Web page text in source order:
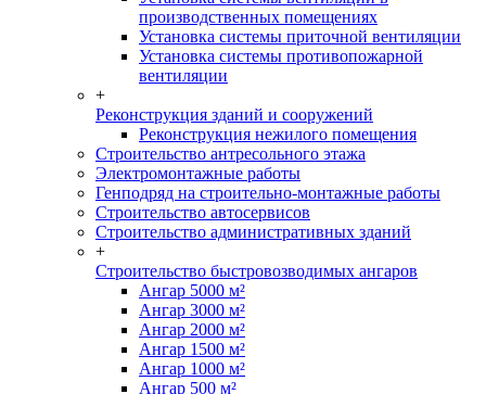
производственных помещениях
Установка системы приточной вентиляции
Установка системы противопожарной
вентиляции
+
Реконструкция зданий и сооружений
Реконструкция нежилого помещения
Строительство антресольного этажа
Электромонтажные работы
Генподряд на строительно-монтажные работы
Строительство автосервисов
Строительство административных зданий
+
Строительство быстровозводимых ангаров
Ангар 5000 м²
Ангар 3000 м²
Ангар 2000 м²
Ангар 1500 м²
Ангар 1000 м²
Ангар 500 м²